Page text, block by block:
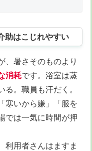
助はこじれやすい
、暑さそのものより
消耗です。浴室は蒸
。職員も汗だく。
寒いから嫌」「服を
では一気に時間が押
利用者さんはますま